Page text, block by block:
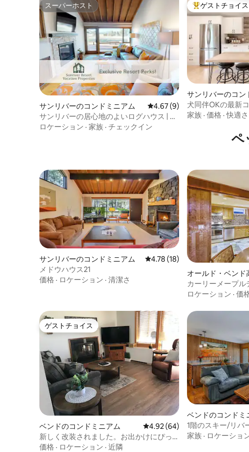
スーパーホスト
スーパーホスト
サンリバーのコンドミニアム レビュー9件、5つ星中4.67つ
4.67 (9)
サンリバーの居心地のよいログハウス | コ
ーブへのアクセス
ロケーション · 家族 · チェックイン
大好評のゲストチ
ゲストチョイス
サンリバーのコン
犬同伴OKの最新
SHARCパス4枚）
家族 · 価格 ·快適さ
ペ
サンリバーのコンドミニアム レビュー18件、5つ星中4.78つ
4.78 (18)
メドウハウス21
価格 · ロケーション · 清潔さ
オールド・ベンド
ドミニアム
カーリーメープル
ロケーション · 価
ゲストチョイス
ゲストチョイス
ベンドのコンドミニアム レビュー64件、5つ星中4.92つ
4.92 (64)
新しく改装されました。お出かけにぴっ
たりのセットです！
価格 · ロケーション · 近隣
ベンドのコンドミ
1階のスキー/リバ
家族 · ロケーショ